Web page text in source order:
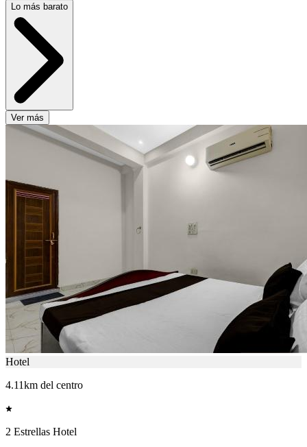
Lo más barato
Ver más
Hotel
4.11km del centro
2 Estrellas Hotel